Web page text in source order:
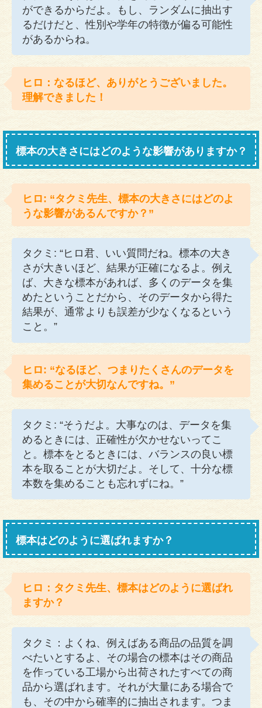
ができるからだよ。もし、ランダムに抽出す
るだけだと、性別や学年の特徴が偏る可能性
があるからね。
ヒロ：なるほど、ありがとうございました。
理解できました！
標本の大きさにはどのような影響がありますか？
ヒロ: “タクミ先生、標本の大きさにはどのよ
うな影響があるんですか？”
タクミ: “ヒロ君、いい質問だね。標本の大き
さが大きいほど、結果が正確になるよ。例え
ば、大きな標本があれば、多くのデータを集
めたということだから、そのデータから得た
結果が、通常よりも誤差が少なくなるという
こと。”
ヒロ: “なるほど、つまりたくさんのデータを
集めることが大切なんですね。”
タクミ: “そうだよ。大事なのは、データを集
めるときには、正確性が欠かせないってこ
と。標本をとるときには、バランスの良い標
本を取ることが大切だよ。そして、十分な標
本数を集めることも忘れずにね。”
標本はどのように選ばれますか？
ヒロ：タクミ先生、標本はどのように選ばれ
ますか？
タクミ：よくね、例えばある商品の品質を調
べたいとするよ、その場合の標本はその商品
を作っている工場から出荷されたすべての商
品から選ばれます。それが大量にある場合で
も、その中から確率的に抽出されます。つま